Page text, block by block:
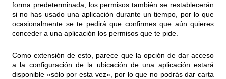
forma predeterminada, los permisos también se restablecerán
si no has usado una aplicación durante un tiempo, por lo que
ocasionalmente se te pedirá que confirmes que aún quieres
conceder a una aplicación los permisos que te pide.
Como extensión de esto, parece que la opción de dar acceso
a la configuración de la ubicación de una aplicación estará
disponible «sólo por esta vez», por lo que no podrás dar carta